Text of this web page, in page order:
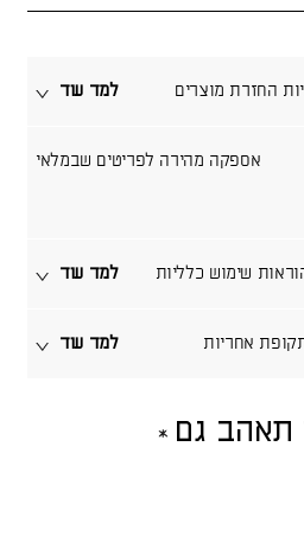
אחריות למד עוד
שימוש כלליות למד עוד
אספקה מהירה לפריטים שבמלאי
החזרת מוצרים למד עוד
תאהב גם